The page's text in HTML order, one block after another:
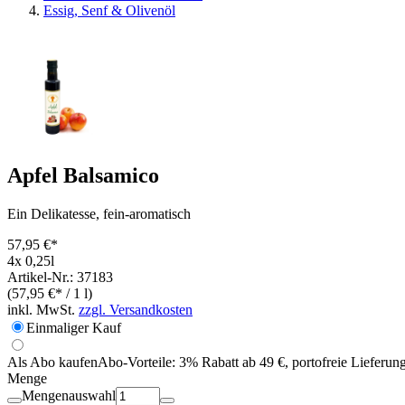
Essig, Senf & Olivenöl
Apfel Balsamico
Ein Delikatesse, fein-aromatisch
57,95 €*
4x 0,25l
Artikel-Nr.: 37183
(57,95 €* / 1 l)
inkl. MwSt. zzgl. Versandkosten
Einmaliger Kauf
Als Abo kaufenAbo-Vorteile: 3% Rabatt ab 49 €, portofreie
Menge
Mengenauswahl